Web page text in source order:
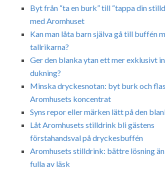
Byt från “ta en burk” till “tappa din
med Aromhuset
Kan man låta barn själva gå till buffén
tallrikarna?
Ger den blanka ytan ett mer exklusivt
dukning?
Minska dryckesnotan: byt burk och
Aromhusets koncentrat
Syns repor eller märken lätt på den
Låt Aromhusets stilldrink bli gästens
förstahandsval på dryckesbuffén
Aromhusets stilldrink: bättre lösning
fulla av läsk